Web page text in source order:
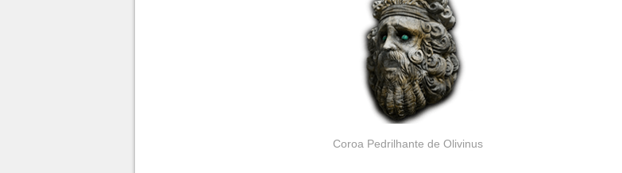
Coroa Pedrilhante de Olivinus